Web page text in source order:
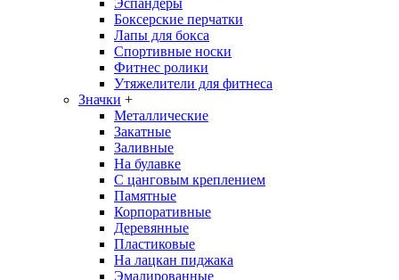
Эспандеры
Боксерские перчатки
Лапы для бокса
Спортивные носки
Фитнес ролики
Утяжелители для фитнеса
Значки +
Металлические
Закатные
Заливные
На булавке
С цанговым креплением
Памятные
Корпоративные
Деревянные
Пластиковые
На лацкан пиджака
Эмалированные